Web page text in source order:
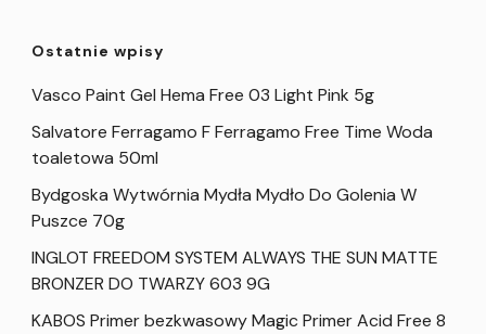
Ostatnie wpisy
Vasco Paint Gel Hema Free 03 Light Pink 5g
Salvatore Ferragamo F Ferragamo Free Time Woda
toaletowa 50ml
Bydgoska Wytwórnia Mydła Mydło Do Golenia W
Puszce 70g
INGLOT FREEDOM SYSTEM ALWAYS THE SUN MATTE
BRONZER DO TWARZY 603 9G
KABOS Primer bezkwasowy Magic Primer Acid Free 8